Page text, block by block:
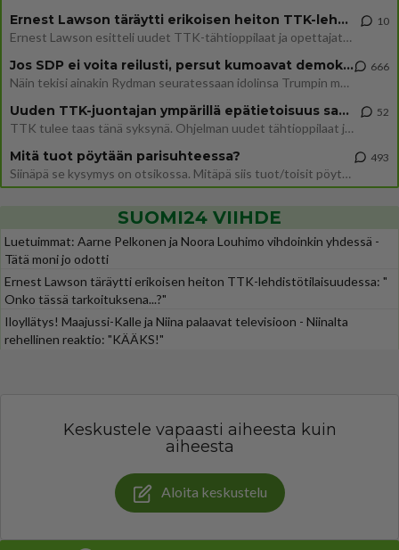
Ernest Lawson täräytti erikoisen heiton TTK-lehdistötilaisuudessa: " Onko tässä tarkoituksena...?"
Ernest Lawson esitteli uudet TTK-tähtioppilaat ja opettajat torstaina 6.8. lehdistölle. Tulevalla kaudella on yksi hausk
10
Jos SDP ei voita reilusti, persut kumoavat demokratian Suomesta
Näin tekisi ainakin Rydman seuratessaan idolinsa Trumpin mallia https://www.is.fi/politiikka/art-2000012187244.html
666
Uuden TTK-juontajan ympärillä epätietoisuus sakenee - Nyt MTV hämmentää soppaa
TTK tulee taas tänä syksynä. Ohjelman uudet tähtioppilaat julkistetaan torstaina 6. elokuuta klo 14 alkavassa lehdistö
52
Mitä tuot pöytään parisuhteessa?
Siinäpä se kysymys on otsikossa. Mitäpä siis tuot/toisit pöytään parisuhteessa? Oletko mies vai nainen? Koetko sen mitä
493
SUOMI24 VIIHDE
Luetuimmat: Aarne Pelkonen ja Noora Louhimo vihdoinkin yhdessä -
Tätä moni jo odotti
Ernest Lawson täräytti erikoisen heiton TTK-lehdistötilaisuudessa: "
Onko tässä tarkoituksena...?"
Iloyllätys! Maajussi-Kalle ja Niina palaavat televisioon - Niinalta
rehellinen reaktio: "KÄÄKS!"
Keskustele vapaasti aiheesta kuin
aiheesta
Aloita keskustelu